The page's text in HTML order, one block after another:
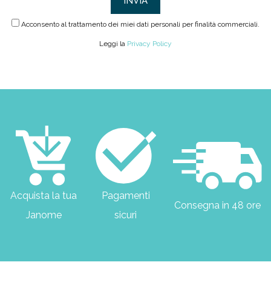
Acconsento al trattamento dei miei dati personali per finalità commerciali.
Leggi la Privacy Policy
Acquista la tua
Janome
Pagamenti
sicuri
Consegna in 48 ore